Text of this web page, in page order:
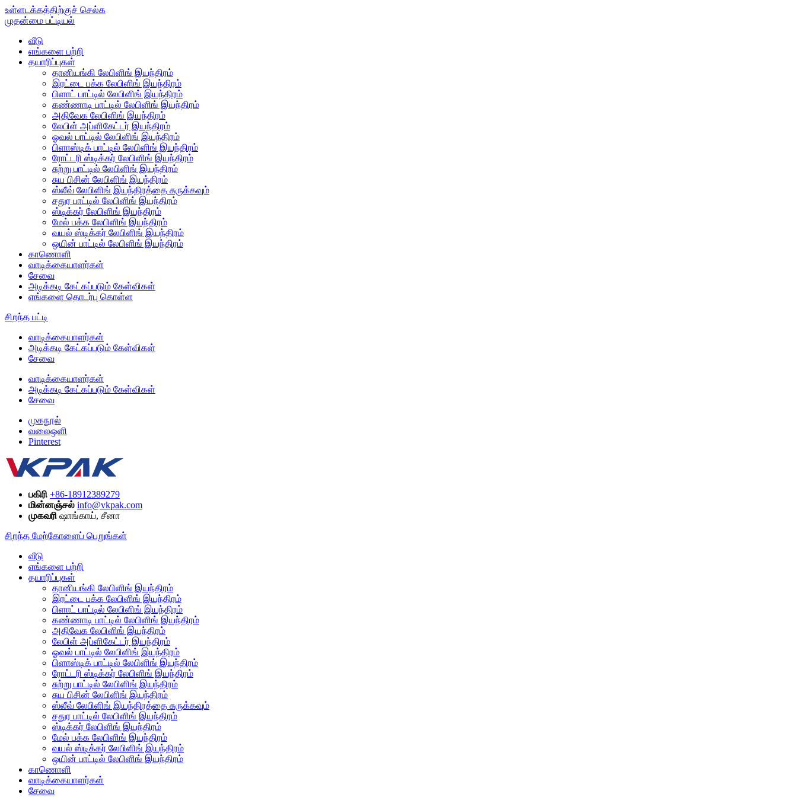
உள்ளடக்கத்திற்குச் செல்க
முதன்மை பட்டியல்
வீடு
எங்களை பற்றி
தயாரிப்புகள்
தானியங்கி லேபிளிங் இயந்திரம்
இரட்டை பக்க லேபிளிங் இயந்திரம்
பிளாட் பாட்டில் லேபிளிங் இயந்திரம்
கண்ணாடி பாட்டில் லேபிளிங் இயந்திரம்
அதிவேக லேபிளிங் இயந்திரம்
லேபிள் அப்ளிகேட்டர் இயந்திரம்
ஓவல் பாட்டில் லேபிளிங் இயந்திரம்
பிளாஸ்டிக் பாட்டில் லேபிளிங் இயந்திரம்
ரோட்டரி ஸ்டிக்கர் லேபிளிங் இயந்திரம்
சுற்று பாட்டில் லேபிளிங் இயந்திரம்
சுய பிசின் லேபிளிங் இயந்திரம்
ஸ்லீவ் லேபிளிங் இயந்திரத்தை சுருக்கவும்
சதுர பாட்டில் லேபிளிங் இயந்திரம்
ஸ்டிக்கர் லேபிளிங் இயந்திரம்
மேல் பக்க லேபிளிங் இயந்திரம்
வயல் ஸ்டிக்கர் லேபிளிங் இயந்திரம்
ஒயின் பாட்டில் லேபிளிங் இயந்திரம்
காணொளி
வாடிக்கையாளர்கள்
சேவை
அடிக்கடி கேட்கப்படும் கேள்விகள்
எங்களை தொடர்பு கொள்ள
சிறந்த பட்டி
வாடிக்கையாளர்கள்
அடிக்கடி கேட்கப்படும் கேள்விகள்
சேவை
வாடிக்கையாளர்கள்
அடிக்கடி கேட்கப்படும் கேள்விகள்
சேவை
முகநூல்
வலைஒளி
Pinterest
பகிரி +86-18912389279
மின்னஞ்சல் info@vkpak.com
முகவரி ஷாங்காய், சீனா
சிறந்த மேற்கோளைப் பெறுங்கள்
வீடு
எங்களை பற்றி
தயாரிப்புகள்
தானியங்கி லேபிளிங் இயந்திரம்
இரட்டை பக்க லேபிளிங் இயந்திரம்
பிளாட் பாட்டில் லேபிளிங் இயந்திரம்
கண்ணாடி பாட்டில் லேபிளிங் இயந்திரம்
அதிவேக லேபிளிங் இயந்திரம்
லேபிள் அப்ளிகேட்டர் இயந்திரம்
ஓவல் பாட்டில் லேபிளிங் இயந்திரம்
பிளாஸ்டிக் பாட்டில் லேபிளிங் இயந்திரம்
ரோட்டரி ஸ்டிக்கர் லேபிளிங் இயந்திரம்
சுற்று பாட்டில் லேபிளிங் இயந்திரம்
சுய பிசின் லேபிளிங் இயந்திரம்
ஸ்லீவ் லேபிளிங் இயந்திரத்தை சுருக்கவும்
சதுர பாட்டில் லேபிளிங் இயந்திரம்
ஸ்டிக்கர் லேபிளிங் இயந்திரம்
மேல் பக்க லேபிளிங் இயந்திரம்
வயல் ஸ்டிக்கர் லேபிளிங் இயந்திரம்
ஒயின் பாட்டில் லேபிளிங் இயந்திரம்
காணொளி
வாடிக்கையாளர்கள்
சேவை